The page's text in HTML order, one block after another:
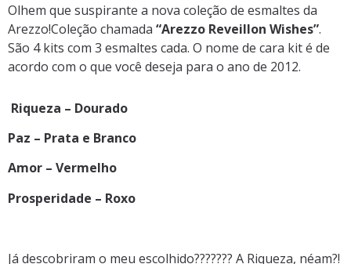
Olhem que suspirante a nova coleção de esmaltes da
Arezzo!Coleção chamada “Arezzo Reveillon Wishes”.
São 4 kits com 3 esmaltes cada. O nome de cara kit é de
acordo com o que você deseja para o ano de 2012.
Riqueza – Dourado
Paz – Prata e Branco
Amor – Vermelho
Prosperidade – Roxo
Já descobriram o meu escolhido??????? A Riqueza, néam?!